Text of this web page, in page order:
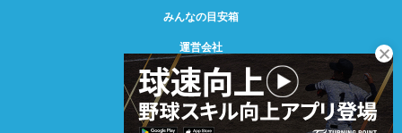
© Creative2 2021-
みんなの目安箱
運営会社